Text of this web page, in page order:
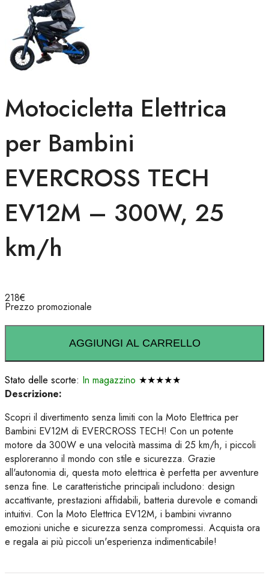
Motocicletta Elettrica
per Bambini
EVERCROSS TECH
EV12M – 300W, 25
km/h
218€
Prezzo promozionale
AGGIUNGI AL CARRELLO
Stato delle scorte: In magazzino ★★★★★
Descrizione:
Scopri il divertimento senza limiti con la Moto Elettrica per
Bambini EV12M di EVERCROSS TECH! Con un potente
motore da 300W e una velocità massima di 25 km/h, i piccoli
esploreranno il mondo con stile e sicurezza. Grazie
all'autonomia di, questa moto elettrica è perfetta per avventure
senza fine. Le caratteristiche principali includono: design
accattivante, prestazioni affidabili, batteria durevole e comandi
intuitivi. Con la Moto Elettrica EV12M, i bambini vivranno
emozioni uniche e sicurezza senza compromessi. Acquista ora
e regala ai più piccoli un'esperienza indimenticabile!